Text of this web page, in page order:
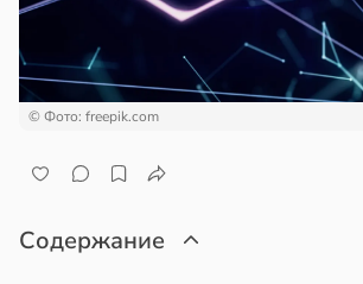
20:45
© Фото: freepik.com
Содержание